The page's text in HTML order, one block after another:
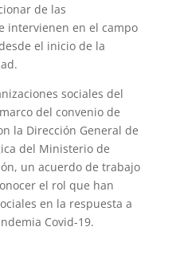
de las
intervienen en el campo
el inicio de la
sociales del
del convenio de
la Dirección General de
del Ministerio de
un acuerdo de trabajo
el rol que han
en la respuesta a
Covid-19.